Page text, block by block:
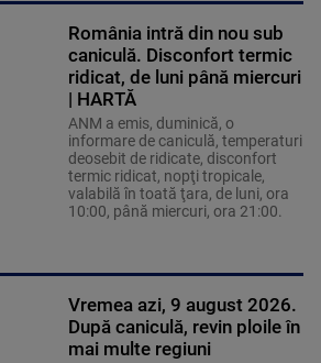
România intră din nou sub
caniculă. Disconfort termic
ridicat, de luni până miercuri
| HARTĂ
ANM a emis, duminică, o
informare de caniculă, temperaturi
deosebit de ridicate, disconfort
termic ridicat, nopţi tropicale,
valabilă în toată ţara, de luni, ora
10:00, până miercuri, ora 21:00.
Vremea azi, 9 august 2026.
După caniculă, revin ploile în
mai multe regiuni